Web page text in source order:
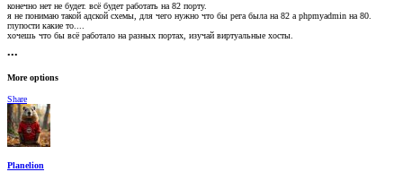
конечно нет не будет. всё будет работать на 82 порту.
я не понимаю такой адской схемы, для чего нужно что бы рега была на 82 а phpmyadmin на 80.
глупости какие то....
хочешь что бы всё работало на разных портах, изучай виртуальные хосты.
•••
More options
Share
Planelion